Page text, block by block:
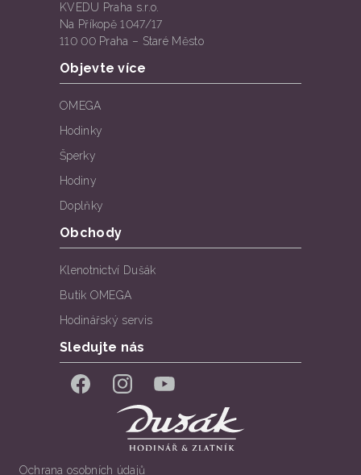
KVEDU Praha s.r.o.
Na Příkopě 1047/17
110 00 Praha – Staré Město
Objevte více
OMEGA
Hodinky
Šperky
Hodiny
Doplňky
Obchody
Klenotnictví Dušák
Butik OMEGA
Hodinářský servis
Sledujte nás
FacebookInstagramYouTube
Ochrana osobních údajů